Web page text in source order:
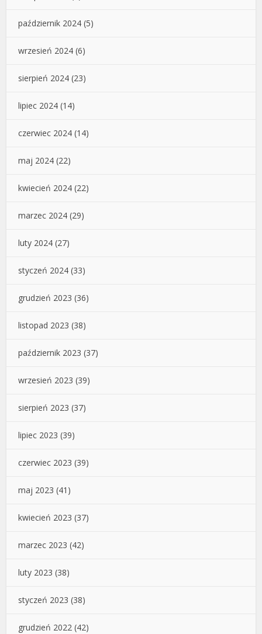
październik 2024 (5)
wrzesień 2024 (6)
sierpień 2024 (23)
lipiec 2024 (14)
czerwiec 2024 (14)
maj 2024 (22)
kwiecień 2024 (22)
marzec 2024 (29)
luty 2024 (27)
styczeń 2024 (33)
grudzień 2023 (36)
listopad 2023 (38)
październik 2023 (37)
wrzesień 2023 (39)
sierpień 2023 (37)
lipiec 2023 (39)
czerwiec 2023 (39)
maj 2023 (41)
kwiecień 2023 (37)
marzec 2023 (42)
luty 2023 (38)
styczeń 2023 (38)
grudzień 2022 (42)